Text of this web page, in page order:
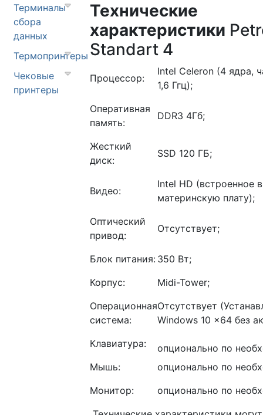
Терминалы
сбора
данных
Термопринтеры
Чековые
принтеры
Технические
характеристики
Standart 4
Процессор:
Intel Celeron (4 ядра,
1,6 Ггц);
Оперативная
память:
DDR3 4Гб;
Жесткий
диск:
SSD 120 ГБ;
Видео:
Intel HD (встроенное в
материнскую плату);
Оптический
привод:
Отсутствует;
Блок питания: 350 Вт;
Корпус:
Midi-Tower;
Операционная
система:
Отсутствует
Windows 10 x64 без
Клавиатура:
опционально по
Мышь:
опционально по
Монитор:
опционально по